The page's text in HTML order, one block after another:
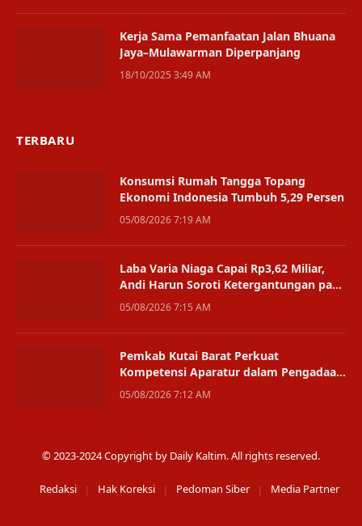
Kerja Sama Pemanfaatan Jalan Bhuana
Jaya–Mulawarman Diperpanjang
18/10/2025 3:49 AM
TERBARU
Konsumsi Rumah Tangga Topang
Ekonomi Indonesia Tumbuh 5,29 Persen
05/08/2026 7:19 AM
Laba Varia Niaga Capai Rp3,62 Miliar,
Andi Harun Soroti Ketergantungan pada
Satu Bisnis
05/08/2026 7:15 AM
Pemkab Kutai Barat Perkuat
Kompetensi Aparatur dalam Pengadaan
Digital
05/08/2026 7:12 AM
© 2023-2024 Copyright by Daily Kaltim. All rights reserved.
Redaksi Hak Koreksi Pedoman Siber Media Partner